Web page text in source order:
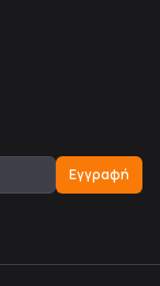
Εγγραφή